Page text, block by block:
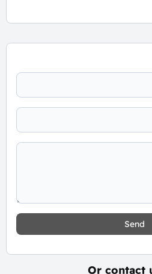
Send
Or contact